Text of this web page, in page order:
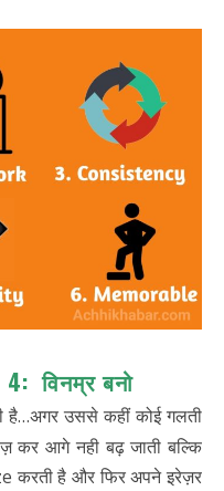
विनम्र बनो
है…अगर उससे कहीं कोई गलती
कर आगे नही बढ़ जाती बल्कि
करती है और फिर अपने इरेज़र